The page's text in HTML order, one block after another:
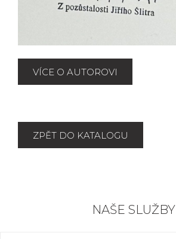
VÍCE O AUTOROVI
ZPĚT DO KATALOGU
NAŠE SLUŽBY